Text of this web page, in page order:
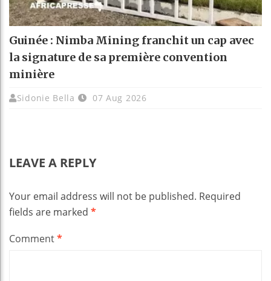
Guinée : Nimba Mining franchit un cap avec
la signature de sa première convention
minière
Sidonie Bella 07 Aug 2026
LEAVE A REPLY
Your email address will not be published. Required
fields are marked *
Comment*